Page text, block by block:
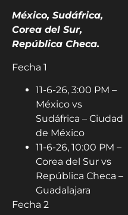
México, Sudáfrica,
Corea del Sur,
República Checa.
Fecha 1
11-6-26, 3:00 PM –
México vs
Sudáfrica – Ciudad
de México
11-6-26, 10:00 PM –
Corea del Sur vs
República Checa –
Guadalajara
Fecha 2